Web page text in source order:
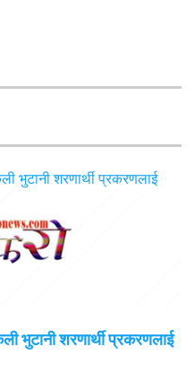
भुटानी शरणार्थी प्रकरणलाई